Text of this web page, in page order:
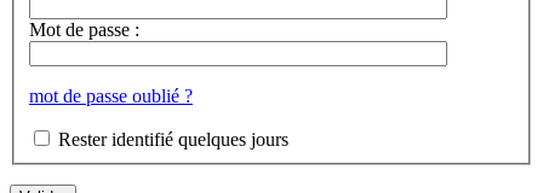
Mot de passe :
mot de passe oublié ?
Rester identifié quelques jours